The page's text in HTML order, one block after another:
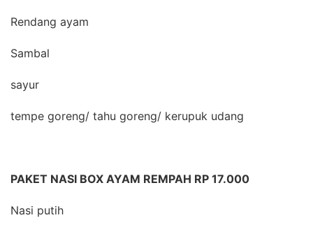
Rendang ayam
Sambal
sayur
tempe goreng/ tahu goreng/ kerupuk udang
PAKET NASI BOX AYAM REMPAH RP 17.000
Nasi putih